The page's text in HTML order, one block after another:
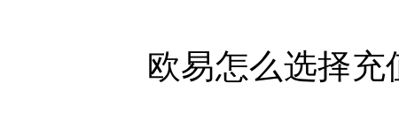
欧易怎么选择